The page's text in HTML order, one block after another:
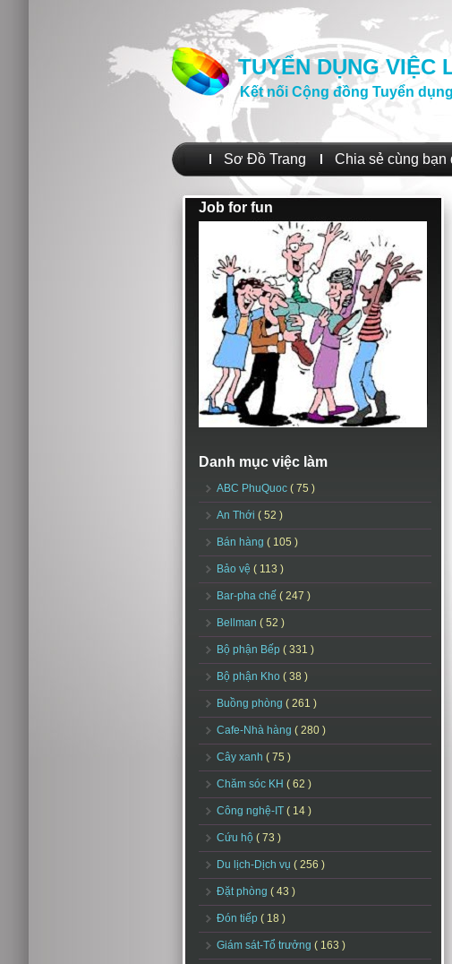
TUYỂN DỤNG VIỆC
Kết nối Cộng đồng Tuyển
Sơ Đồ Trang Chia sẻ cùng bạn
Job for fun
Danh mục việc làm
ABC PhuQuoc ( 75 )
An Thới ( 52 )
Bán hàng ( 105 )
Bảo vệ ( 113 )
Bar-pha chế ( 247 )
Bellman ( 52 )
Bộ phận Bếp ( 331 )
Bộ phận Kho ( 38 )
Buồng phòng ( 261 )
Cafe-Nhà hàng ( 280 )
Cây xanh ( 75 )
Chăm sóc KH ( 62 )
Công nghệ-IT ( 14 )
Cứu hộ ( 73 )
Du lịch-Dịch vụ ( 256 )
Đặt phòng ( 43 )
Đón tiếp ( 18 )
Giám sát-Tổ trưởng ( 163 )